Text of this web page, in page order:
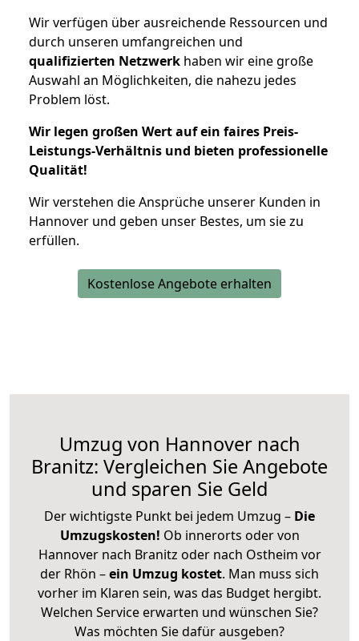
Wir verfügen über ausreichende Ressourcen und
durch unseren umfangreichen und
qualifizierten Netzwerk haben wir eine große
Auswahl an Möglichkeiten, die nahezu jedes
Problem löst.
Wir legen großen Wert auf ein faires Preis-
Leistungs-Verhältnis und bieten professionelle
Qualität!
Wir verstehen die Ansprüche unserer Kunden in
Hannover und geben unser Bestes, um sie zu
erfüllen.
Kostenlose Angebote erhalten
Umzug von Hannover nach
Branitz: Vergleichen Sie Angebote
und sparen Sie Geld
Der wichtigste Punkt bei jedem Umzug – Die
Umzugskosten! Ob innerorts oder von
Hannover nach Branitz oder nach Ostheim vor
der Rhön –ein Umzug kostet. Man muss sich
vorher im Klaren sein, was das Budget hergibt.
Welchen Service erwarten und wünschen Sie?
Was möchten Sie dafür ausgeben?